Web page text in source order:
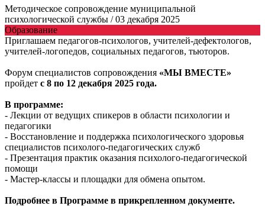
Методическое сопровождение муниципальной
психологической службы / 03 декабря 2025
Образование
Приглашаем педагогов-психологов, учителей-дефектологов,
учителей-логопедов, социальных педагогов, тьюторов.
Форум специалистов сопровождения «МЫ ВМЕСТЕ»
пройдет с 8 по 12 декабря 2025 года.
В программе:
- Лекции от ведущих спикеров в области психологии и
педагогики
- Восстановление и поддержка психологического здоровья
специалистов психолого-педагогических служб
- Презентация практик оказания психолого-педагогической
помощи
- Мастер-классы и площадки для обмена опытом.
Подробнее в Программе в прикрепленном документе.